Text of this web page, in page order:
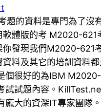
題的資料是專門為了沒
軟體版的考 M2020-621
你發現我們M2020-621
資料及其它的培訓資料
個很好的為IBM
試試題內容。
龐大的資深IT專家團隊